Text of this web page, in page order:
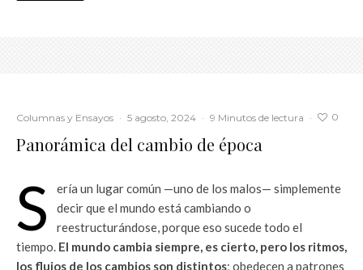
Columnas y Ensayos · 5 agosto, 2024 · 9 Minutos de lectura · 0
Panorámica del cambio de época
S
ería un lugar común —uno de los malos— simplemente
decir que el mundo está cambiando o
reestructurándose, porque eso sucede todo el
tiempo. El mundo cambia siempre, es cierto, pero los ritmos,
los flujos de los cambios son distintos; obedecen a patrones